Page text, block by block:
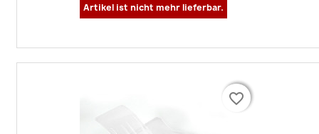
Artikel ist nicht mehr lieferbar.
favorite_border
favorite_border